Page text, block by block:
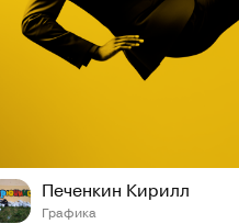
Печенкин Кирилл
Графика